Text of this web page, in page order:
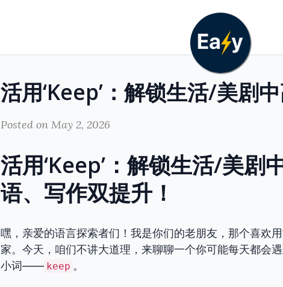
Posted on May 2, 2026
活用‘Keep’：解锁生活/美剧
语、写作双提升！
嘿，亲爱的语言探索者们！我是你们的老朋友，那个喜欢
家。今天，咱们不讲大道理，来聊聊一个你可能每天都会
小词—— keep 。